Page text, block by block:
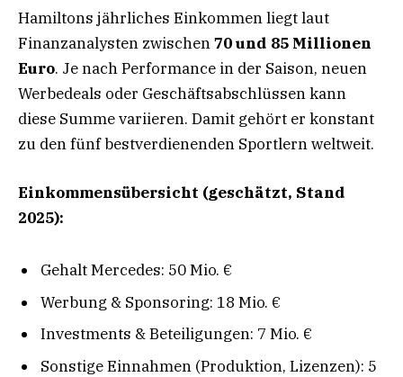
Hamiltons jährliches Einkommen liegt laut
Finanzanalysten zwischen70 und 85 Millionen
Euro. Je nach Performance in der Saison, neuen
Werbedeals oder Geschäftsabschlüssen kann
diese Summe variieren. Damit gehört er konstant
zu den fünf bestverdienenden Sportlern weltweit.
Einkommensübersicht (geschätzt, Stand
2025):
Gehalt Mercedes: 50 Mio. €
Werbung & Sponsoring: 18 Mio. €
Investments & Beteiligungen: 7 Mio. €
Sonstige Einnahmen (Produktion, Lizenzen): 5